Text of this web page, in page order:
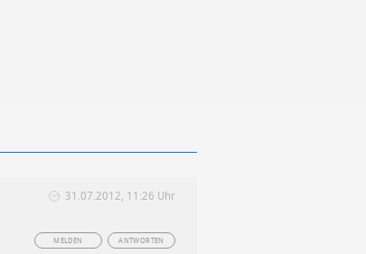
31.07.2012, 11:26 Uhr
ANTWORTEN
MELDEN